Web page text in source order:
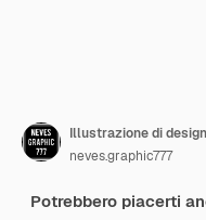
Illustrazione di
neves.graphic777
Potrebbero piacerti